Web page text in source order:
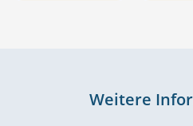
Weitere